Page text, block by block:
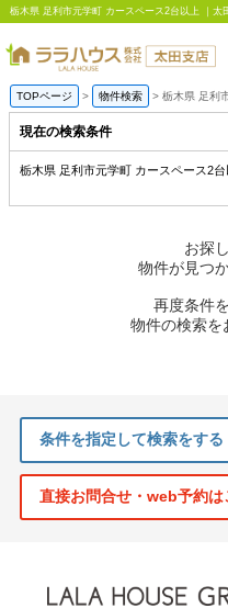
TOPページ 物件検索 栃木県 足利
現在の検索条件
栃木県 足利市元学町 カースペース2台
お探
物件が見つ
再度条件
物件の検索を
条件を指定して検索をする
直接お問合せ・web予約は